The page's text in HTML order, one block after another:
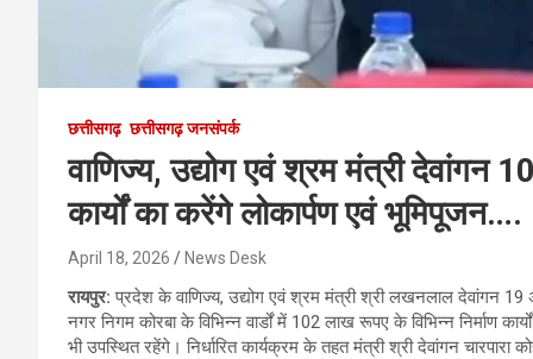
छत्तीसगढ़ छत्तीसगढ़ जनसंपर्क
वाणिज्य, उद्योग एवं श्रम मंत्री देवांगन
कार्यों का करेंगे लोकार्पण एवं भूमिपूजन….
April 18, 2026 News Desk
रायपुर:प्रदेश के वाणिज्य, उद्योग एवं श्रम मंत्री श्री लखनलाल देवांगन 19
नगर निगम कोरबा के विभिन्न वार्डों में 102 लाख रूपए के विभिन्न निर्माण
भी उपस्थित रहेंगे। निर्धारित कार्यक्रम के तहत मंत्री श्री देवांगन